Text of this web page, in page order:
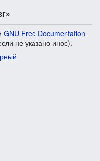
GNU Free Documentation
не указано иное).